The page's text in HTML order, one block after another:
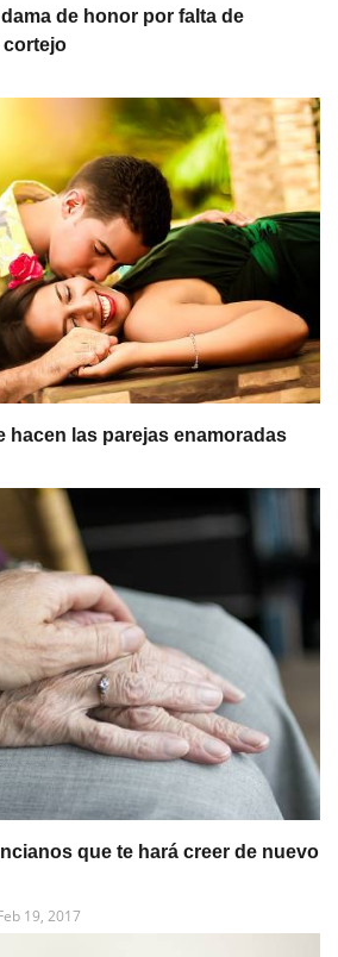
de honor por falta de
cortejo
hacen las parejas enamoradas
que te hará creer de nuevo
19, 2017